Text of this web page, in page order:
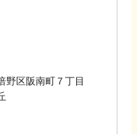
野区阪南町７丁目